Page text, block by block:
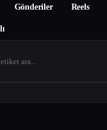
Gönderiler Reels